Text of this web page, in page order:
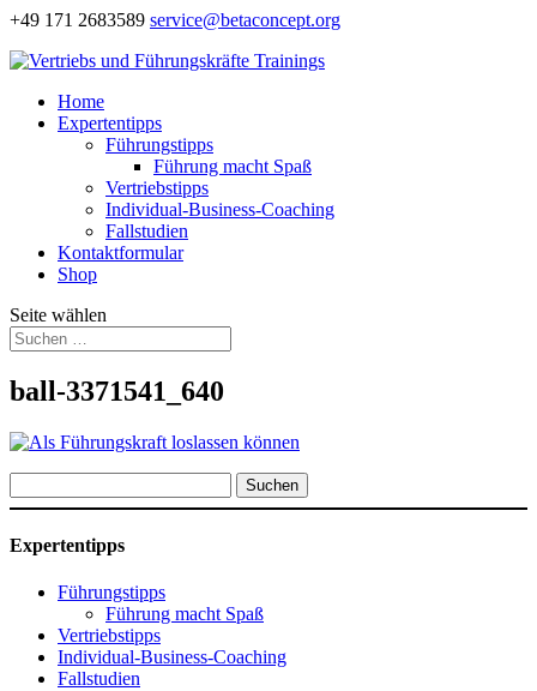
+49 171 2683589 service@betaconcept.org
Home
Expertentipps
Führungstipps
Führung macht Spaß
Vertriebstipps
Individual-Business-Coaching
Fallstudien
Kontaktformular
Shop
Seite wählen
ball-3371541_640
nach:
Expertentipps
Führungstipps
Führung macht Spaß
Vertriebstipps
Individual-Business-Coaching
Fallstudien